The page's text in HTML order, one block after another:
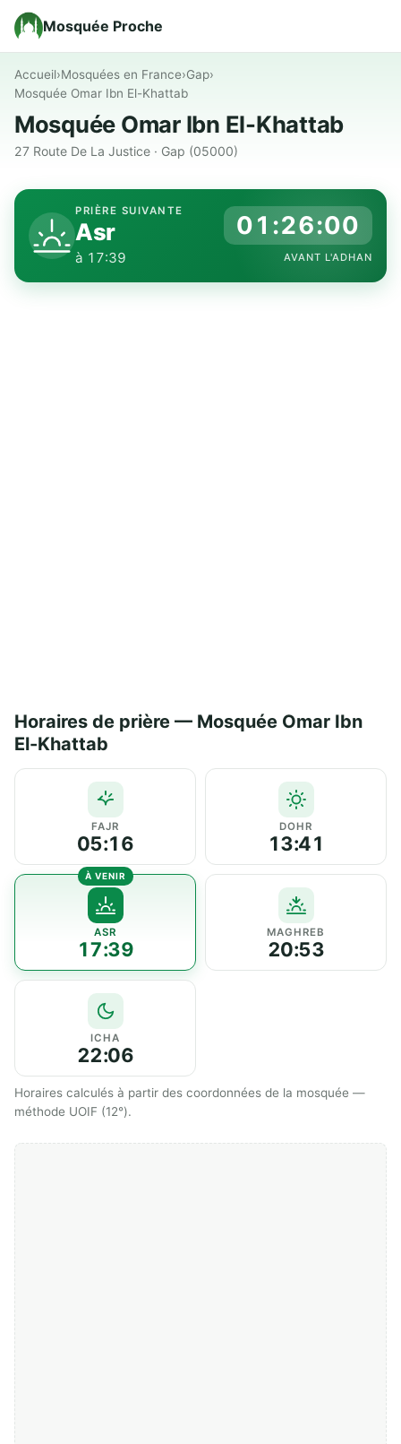
Mosquée Proche
Accueil›Mosquées en France›Gap›
Mosquée Omar Ibn El-Khattab
Mosquée Omar Ibn El-Khattab
27 Route De La Justice · Gap (05000)
PRIÈRE SUIVANTE
Asr
à 17:39
01:25:59
AVANT L'ADHAN
Horaires de prière — Mosquée Omar Ibn
El-Khattab
FAJR
05:16
DOHR
13:41
ASR
17:39
MAGHREB
20:53
ICHA
22:06
Horaires calculés à partir des coordonnées de la mosquée —
méthode UOIF (12°).